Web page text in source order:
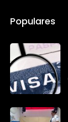
Populares